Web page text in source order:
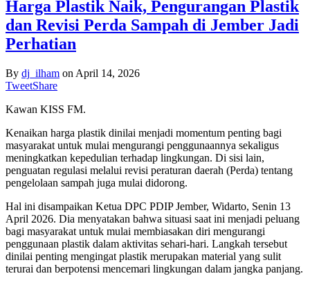
Harga Plastik Naik, Pengurangan Plastik
dan Revisi Perda Sampah di Jember Jadi
Perhatian
By dj_ilham on April 14, 2026
TweetShare
Kawan KISS FM.
Kenaikan harga plastik dinilai menjadi momentum penting bagi
masyarakat untuk mulai mengurangi penggunaannya sekaligus
meningkatkan kepedulian terhadap lingkungan. Di sisi lain,
penguatan regulasi melalui revisi peraturan daerah (Perda) tentang
pengelolaan sampah juga mulai didorong.
Hal ini disampaikan Ketua DPC PDIP Jember, Widarto, Senin 13
April 2026. Dia menyatakan bahwa situasi saat ini menjadi peluang
bagi masyarakat untuk mulai membiasakan diri mengurangi
penggunaan plastik dalam aktivitas sehari-hari. Langkah tersebut
dinilai penting mengingat plastik merupakan material yang sulit
terurai dan berpotensi mencemari lingkungan dalam jangka panjang.